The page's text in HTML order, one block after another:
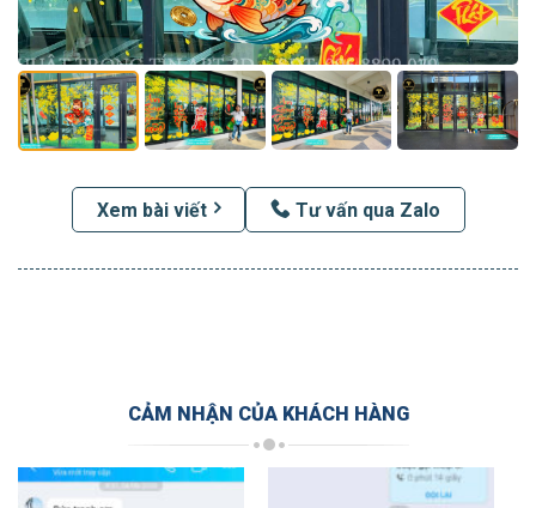
Xem bài viết Tư vấn qua Zalo
CẢM NHẬN CỦA KHÁCH HÀNG